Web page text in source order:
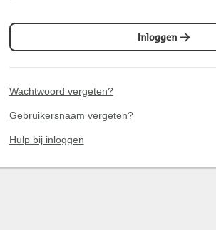
Inloggen
Wachtwoord vergeten?
Gebruikersnaam vergeten?
Hulp bij inloggen